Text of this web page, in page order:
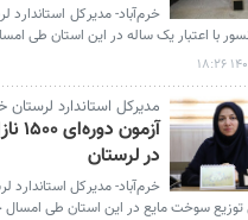
با اعتبار یک ساله در این استان طی
مدیرکل استاندارد لرستان
در لرستان
خرم‌آباد- مدیرکل استاندارد